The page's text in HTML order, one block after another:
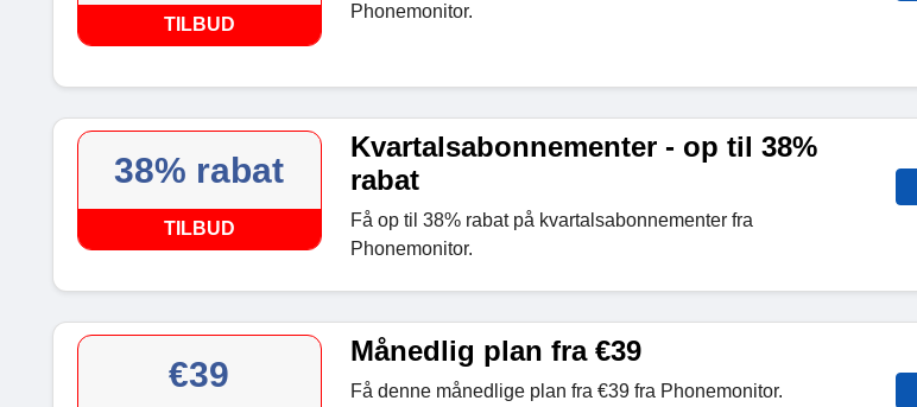
TILBUD
Phonemonitor.
38% rabat
TILBUD
Kvartalsabonnementer - op til 38%
rabat
Få op til 38% rabat på kvartalsabonnementer fra
Phonemonitor.
€39
Månedlig plan fra €39
Få denne månedlige plan fra €39 fra Phonemonitor.